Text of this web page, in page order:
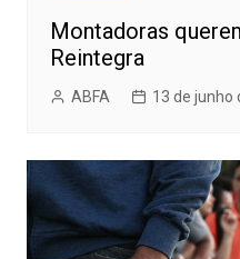
Montadoras
Reintegra
ABFA 13 de junho